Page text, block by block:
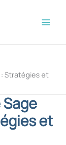
: Stratégies et
et